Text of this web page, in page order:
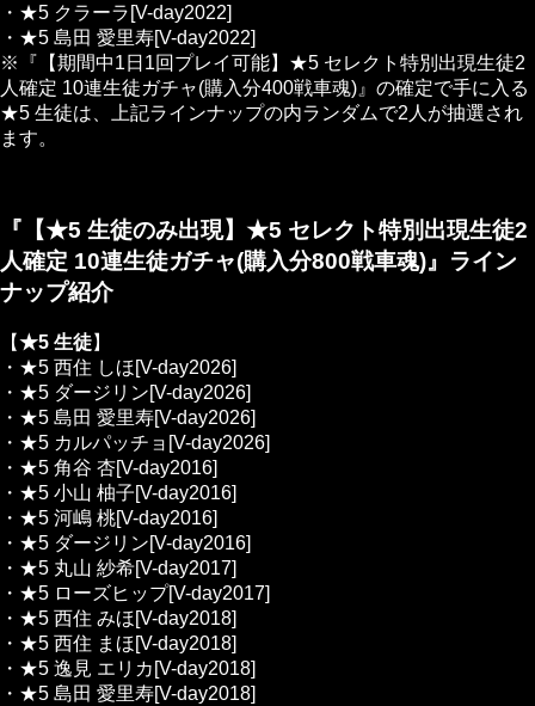
・★5 クラーラ[V-day2022]
・★5 島田 愛里寿[V-day2022]
※『【期間中1日1回プレイ可能】★5 セレクト特別出現生徒2
人確定 10連生徒ガチャ(購入分400戦車魂)』の確定で手に入る
★5 生徒は、上記ラインナップの内ランダムで2人が抽選され
ます。
『【★5 生徒のみ出現】★5 セレクト特別出現生徒2
人確定 10連生徒ガチャ(購入分800戦車魂)』ライン
ナップ紹介
【★5 生徒】
・★5 西住 しほ[V-day2026]
・★5 ダージリン[V-day2026]
・★5 島田 愛里寿[V-day2026]
・★5 カルパッチョ[V-day2026]
・★5 角谷 杏[V-day2016]
・★5 小山 柚子[V-day2016]
・★5 河嶋 桃[V-day2016]
・★5 ダージリン[V-day2016]
・★5 丸山 紗希[V-day2017]
・★5 ローズヒップ[V-day2017]
・★5 西住 みほ[V-day2018]
・★5 西住 まほ[V-day2018]
・★5 逸見 エリカ[V-day2018]
・★5 島田 愛里寿[V-day2018]